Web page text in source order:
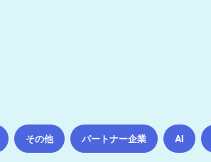
その他 パートナー企業 AI